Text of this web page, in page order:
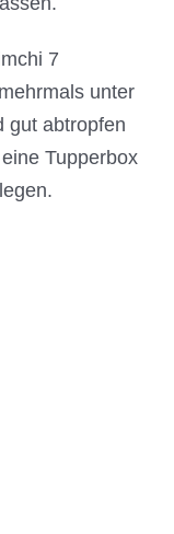
unter
gut abtropfen
Tupperbox